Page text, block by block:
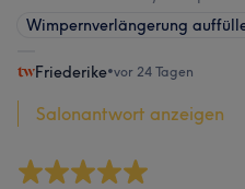
Wimpernverlängerung
Friederike•vor 24 Tagen
Salonantwort anzeigen